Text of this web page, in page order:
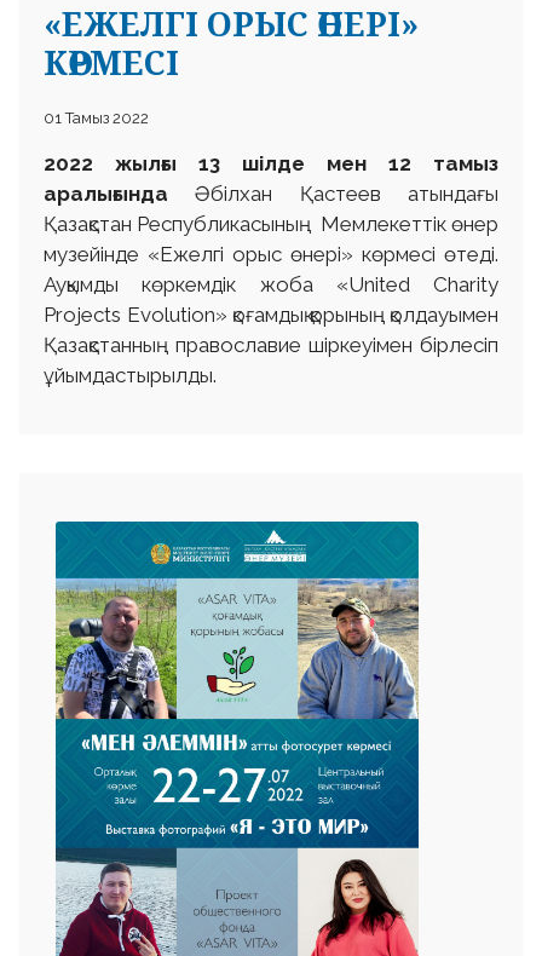
«ЕЖЕЛГІ ОРЫС ӨНЕРІ»
КӨРМЕСІ
01 Тамыз 2022
2022 жылғы 13 шілде мен 12 тамыз
аралығында Әбілхан Қастеев атындағы
Қазақстан Республикасының Мемлекеттік өнер
музейінде «Ежелгі орыс өнері» көрмесі өтеді.
Ауқымды көркемдік жоба «United Charity
Projects Evolution» қоғамдық қорының қолдауымен
Қазақстанның православие шіркеуімен бірлесіп
ұйымдастырылды.